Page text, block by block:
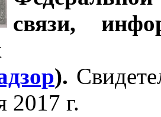
связи,
).
2017 г.